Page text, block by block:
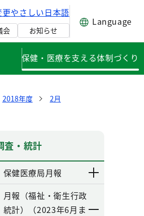
やさしい日本語
会 お知らせ
Language
保健・医療を支える体制づくり
2018年度
2月
査・統計
保健医療局月報
月報（福祉・衛生行政
統計）（2023年6月ま